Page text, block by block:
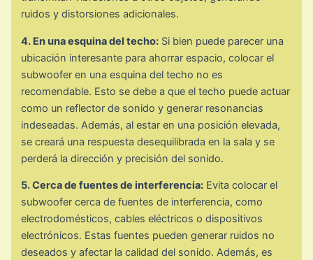
ruidos y distorsiones adicionales.
4. En una esquina del techo: Si bien puede parecer una
ubicación interesante para ahorrar espacio, colocar el
subwoofer en una esquina del techo no es
recomendable. Esto se debe a que el techo puede actuar
como un reflector de sonido y generar resonancias
indeseadas. Además, al estar en una posición elevada,
se creará una respuesta desequilibrada en la sala y se
perderá la dirección y precisión del sonido.
5. Cerca de fuentes de interferencia: Evita colocar el
subwoofer cerca de fuentes de interferencia, como
electrodomésticos, cables eléctricos o dispositivos
electrónicos. Estas fuentes pueden generar ruidos no
deseados y afectar la calidad del sonido. Además, es